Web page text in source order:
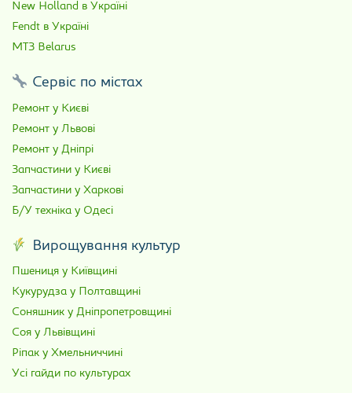
New Holland в Україні
Fendt в Україні
МТЗ Belarus
Сервіс по містах
Ремонт у Києві
Ремонт у Львові
Ремонт у Дніпрі
Запчастини у Києві
Запчастини у Харкові
Б/У техніка у Одесі
Вирощування культур
Пшениця у Київщині
Кукурудза у Полтавщині
Соняшник у Дніпропетровщині
Соя у Львівщині
Ріпак у Хмельниччині
Усі гайди по культурах